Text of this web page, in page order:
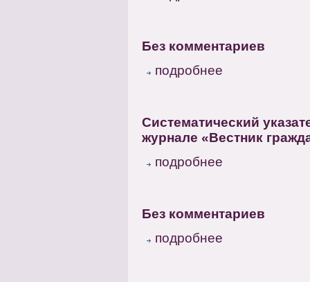
Без комментариев
подробнее
Систематический
журнале «Вестник
подробнее
Без комментариев
подробнее